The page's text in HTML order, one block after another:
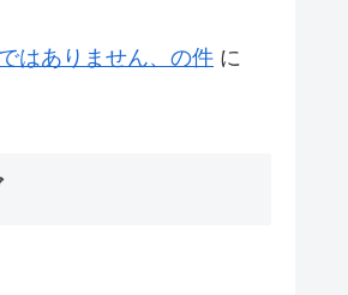
はありません、の件 に